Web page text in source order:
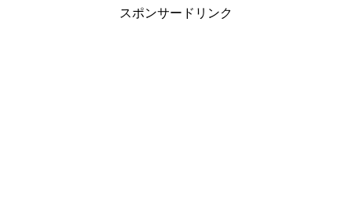
スポンサードリンク